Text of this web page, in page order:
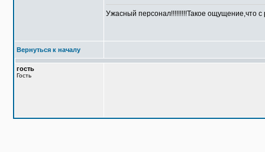
Ужасный персонал!!!!!!!!!Такое ощущение,что с
Вернуться к началу
гость
Гость